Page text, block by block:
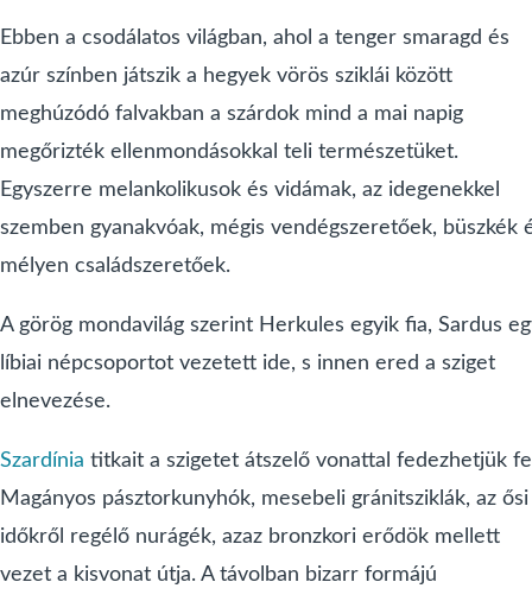
Ebben a csodálatos világban, ahol a tenger smaragd és
azúr színben játszik a hegyek vörös sziklái között
meghúzódó falvakban a szárdok mind a mai napig
megőrizték ellenmondásokkal teli természetüket.
Egyszerre melankolikusok és vidámak, az idegenekkel
szemben gyanakvóak, mégis vendégszeretőek, büszkék
mélyen családszeretőek.
A görög mondavilág szerint Herkules egyik fia, Sardus
líbiai népcsoportot vezetett ide, s innen ered a sziget
elnevezése.
Szardínia titkait a szigetet átszelő vonattal fedezhetjük
Magányos pásztorkunyhók, mesebeli gránitsziklák, az ősi
időkről regélő nurágék, azaz bronzkori erődök mellett
vezet a kisvonat útja. A távolban bizarr formájú